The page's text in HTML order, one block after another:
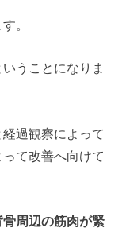
。
うことになりま
過観察によって
て改善へ向けて
周辺の筋肉が緊